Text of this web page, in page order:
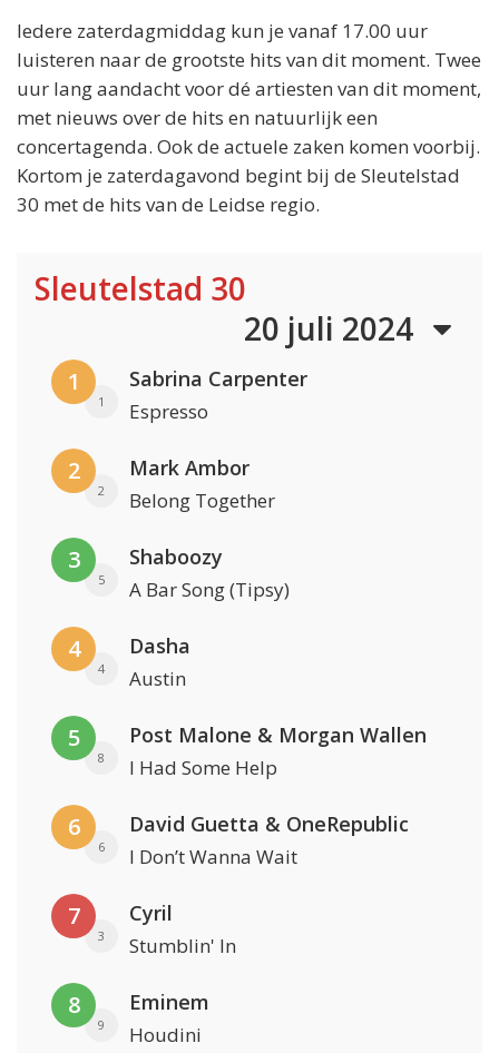
Iedere zaterdagmiddag kun je vanaf 17.00 uur
luisteren naar de grootste hits van dit moment. Twee
uur lang aandacht voor dé artiesten van dit moment,
met nieuws over de hits en natuurlijk een
concertagenda. Ook de actuele zaken komen voorbij.
Kortom je zaterdagavond begint bij de Sleutelstad
30 met de hits van de Leidse regio.
Sleutelstad 30
20 juli 2024
1
1
Sabrina Carpenter
Espresso
2
2
Mark Ambor
Belong Together
3
5
Shaboozy
A Bar Song (Tipsy)
4
4
Dasha
Austin
5
8
Post Malone & Morgan Wallen
I Had Some Help
6
6
David Guetta & OneRepublic
I Don’t Wanna Wait
7
3
Cyril
Stumblin' In
8
9
Eminem
Houdini